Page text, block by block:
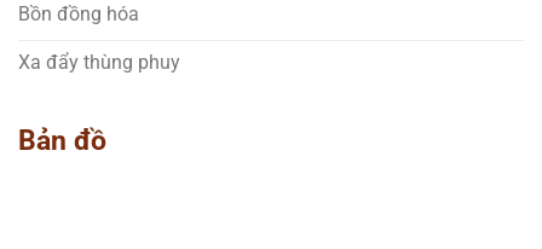
Bồn đồng hóa
Xa đẩy thùng phuy
Bản đồ